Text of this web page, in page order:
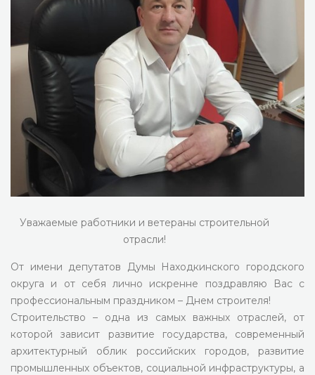
Уважаемые работники и ветераны строительной
отрасли!
От имени депутатов Думы Находкинского городского
округа и от себя лично искренне поздравляю Вас с
профессиональным праздником – Днем строителя!
Строительство – одна из самых важных отраслей, от
которой зависит развитие государства, современный
архитектурный облик российских городов, развитие
промышленных объектов, социальной инфраструктуры, а